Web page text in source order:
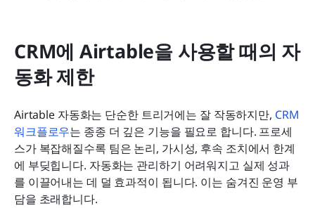
CRM에 Airtable을 사용할 때의 자
동화 제한
Airtable 자동화는 단순한 트리거에는 잘 작동하지만, CRM
워크플로우는 종종 더 깊은 기능을 필요로 합니다. 프로세
스가 복잡해질수록 팀은 논리, 가시성, 후속 조치에서 한계
에 부딪힙니다. 자동화는 관리하기 어려워지고 실제 성과
를 이끌어내는 데 덜 효과적이 됩니다. 이는 숨겨진 운영 부
담을 초래합니다.